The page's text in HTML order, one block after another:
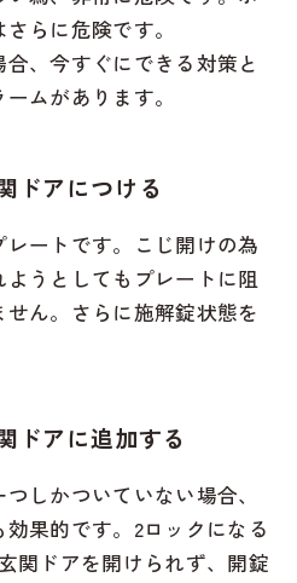
らに危険です。
、今すぐにできる対策と
ムがあります。
ドアにつける
ートです。こじ開けの為
うとしてもプレートに阻
ん。さらに施解錠状態を
ドアに追加する
しかついていない場合、
果的です。2ロックになる
関ドアを開けられず、開錠